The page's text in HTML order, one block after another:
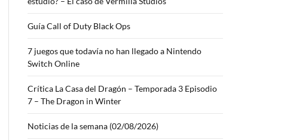
Guía Call of Duty Black Ops
7 juegos que todavía no han llegado a Nintendo
Switch Online
Crítica La Casa del Dragón – Temporada 3 Episodio
7 – The Dragon in Winter
Noticias de la semana (02/08/2026)